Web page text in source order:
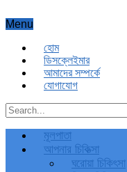
Menu
হোম
ডিসক্লেইমার
আমাদের সম্পর্কে
যোগাযোগ
মূলপাতা
আপনার চিকিত্‍সা
ঘরোয়া চিকিৎসা